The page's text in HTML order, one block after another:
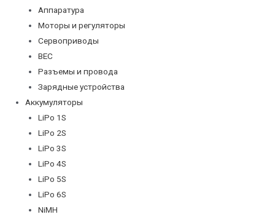
Аппаратура
Моторы и регуляторы
Сервоприводы
BEC
Разъемы и провода
Зарядные устройства
Аккумуляторы
LiPo 1S
LiPo 2S
LiPo 3S
LiPo 4S
LiPo 5S
LiPo 6S
NiMH